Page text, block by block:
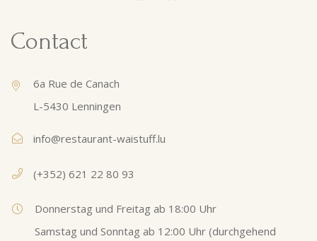
Contact
6a Rue de Canach
L-5430 Lenningen
info@restaurant-waistuff.lu
(+352) 621 22 80 93
Donnerstag und Freitag ab 18:00 Uhr
Samstag und Sonntag ab 12:00 Uhr (durchgehend